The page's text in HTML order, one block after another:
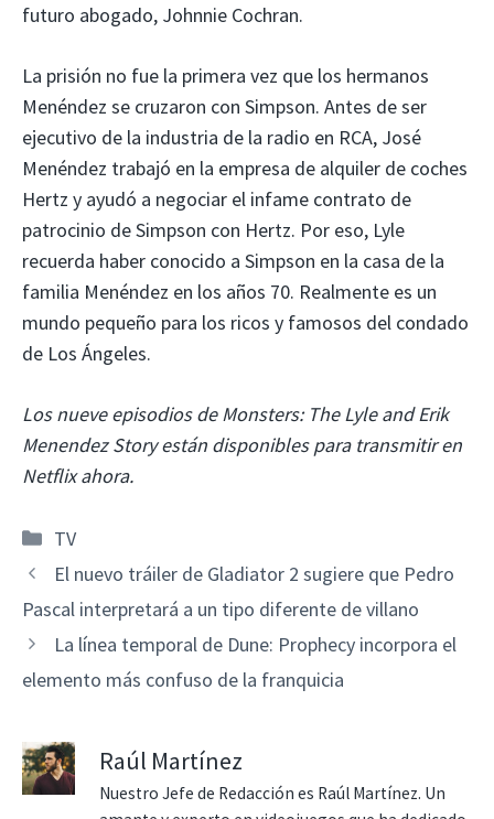
futuro abogado, Johnnie Cochran.
La prisión no fue la primera vez que los hermanos
Menéndez se cruzaron con Simpson. Antes de ser
ejecutivo de la industria de la radio en RCA, José
Menéndez trabajó en la empresa de alquiler de coches
Hertz y ayudó a negociar el infame contrato de
patrocinio de Simpson con Hertz. Por eso, Lyle
recuerda haber conocido a Simpson en la casa de la
familia Menéndez en los años 70. Realmente es un
mundo pequeño para los ricos y famosos del condado
de Los Ángeles.
Los nueve episodios de Monsters: The Lyle and Erik
Menendez Story están disponibles para transmitir en
Netflix ahora.
Categorías
TV
El nuevo tráiler de Gladiator 2 sugiere que Pedro
Pascal interpretará a un tipo diferente de villano
La línea temporal de Dune: Prophecy incorpora el
elemento más confuso de la franquicia
Raúl Martínez
Nuestro Jefe de Redacción es Raúl Martínez. Un